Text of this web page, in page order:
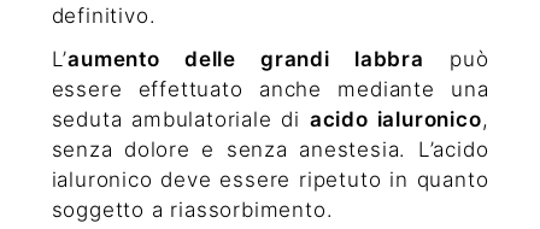
definitivo.
L’aumento delle grandi labbra può
essere effettuato anche mediante una
seduta ambulatoriale di acido ialuronico,
senza dolore e senza anestesia. L’acido
ialuronico deve essere ripetuto in quanto
soggetto a riassorbimento.